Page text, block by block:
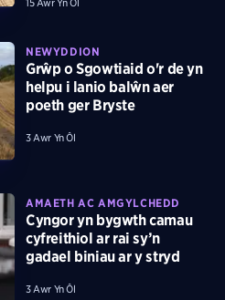
NEWYDDION
Grŵp o Sgowtiaid o'r de yn
helpu i lanio balŵn aer
poeth ger Bryste
3 Awr Yn Ôl
AMAETH AC AMGYLCHEDD
Cyngor yn bygwth camau
cyfreithiol ar rai sy’n
gadael biniau ar y stryd
3 Awr Yn Ôl